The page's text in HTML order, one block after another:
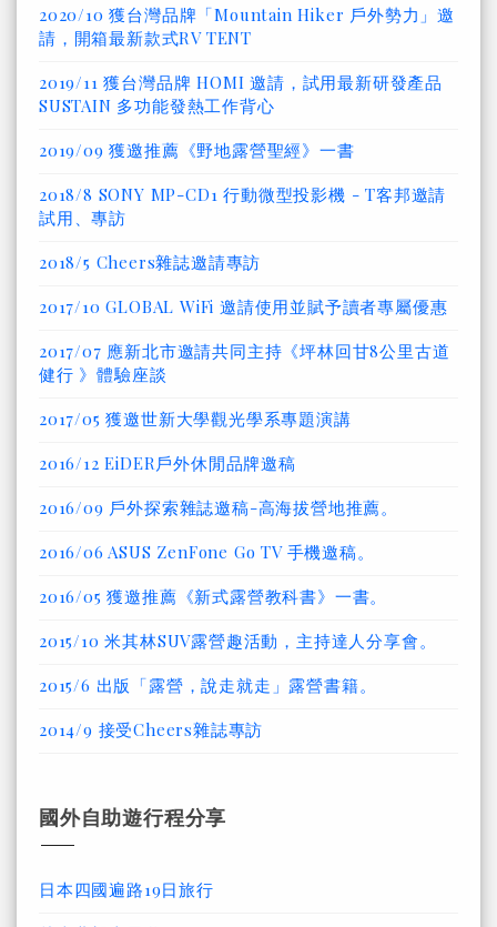
2020/10 獲台灣品牌「Mountain Hiker 戶外勢力」邀
請，開箱最新款式RV TENT
2019/11 獲台灣品牌 HOMI 邀請，試用最新研發產品
SUSTAIN 多功能發熱工作背心
2019/09 獲邀推薦《野地露營聖經》一書
2018/8 SONY MP-CD1 行動微型投影機 - T客邦邀請
試用、專訪
2018/5 Cheers雜誌邀請專訪
2017/10 GLOBAL WiFi 邀請使用並賦予讀者專屬優惠
2017/07 應新北市邀請共同主持《坪林回甘8公里古道
健行 》體驗座談
2017/05 獲邀世新大學觀光學系專題演講
2016/12 EiDER戶外休閒品牌邀稿
2016/09 戶外探索雜誌邀稿-高海拔營地推薦。
2016/06 ASUS ZenFone Go TV 手機邀稿。
2016/05 獲邀推薦《新式露營教科書》一書。
2015/10 米其林SUV露營趣活動，主持達人分享會。
2015/6 出版「露營，說走就走」露營書籍。
2014/9 接受Cheers雜誌專訪
國外自助遊行程分享
日本四國遍路19日旅行